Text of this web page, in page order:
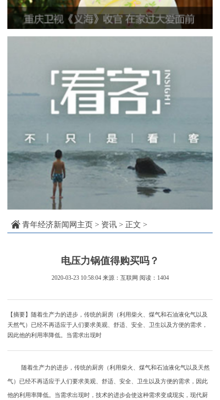
青年经济新闻网主页 > 资讯 > 正文 >
电压力锅值得购买吗？
2020-03-23 10:58:04 来源：互联网 阅读：1404
【摘要】随着生产力的进步，传统的厨房（利用柴火、煤气和石油液化气以及
天然气）已经不再适应于人们要求美观、舒适、安全、卫生以及方便的需求，
因此他的利用率降低。当需求出现时
随着生产力的进步，传统的厨房（利用柴火、煤气和石油液化气以及天然
气）已经不再适应于人们要求美观、舒适、安全、卫生以及方便的需求，因此
他的利用率降低。当需求出现时，技术的进步会使这种需求变成现实，现代厨